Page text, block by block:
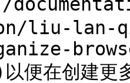
liu-
在创建更多